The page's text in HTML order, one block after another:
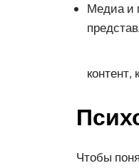
Медиа и
контент,
Чтобы